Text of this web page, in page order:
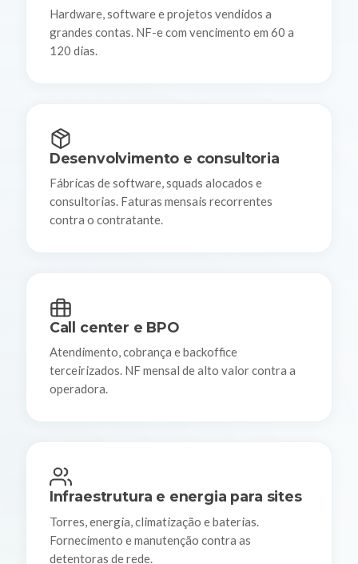
Hardware, software e projetos vendidos a
grandes contas. NF-e com vencimento em 60 a
120 dias.
Desenvolvimento e consultoria
Fábricas de software, squads alocados e
consultorias. Faturas mensais recorrentes
contra o contratante.
Call center e BPO
Atendimento, cobrança e backoffice
terceirizados. NF mensal de alto valor contra a
operadora.
Infraestrutura e energia para sites
Torres, energia, climatização e baterias.
Fornecimento e manutenção contra as
detentoras de rede.